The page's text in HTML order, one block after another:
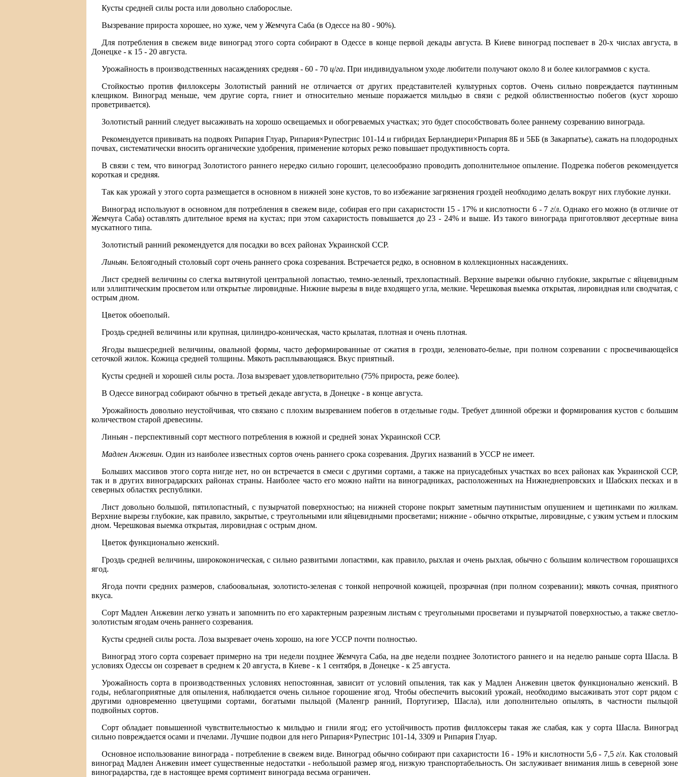
Кусты средней силы роста или довольно слаборослые.
Вызревание прироста хорошее, но хуже, чем у Жемчуга Саба (в Одессе на 80 - 90%).
Для потребления в свежем виде виноград этого сорта собирают в Одессе в конце первой декады августа. В Киеве виноград поспевает в 20-х числах августа, в
Донецке - к 15 - 20 августа.
Урожайность в производственных насаждениях средняя - 60 - 70 ц/га. При индивидуальном уходе любители получают около 8 и более килограммов с куста.
Стойкостью против филлоксеры Золотистый ранний не отличается от других представителей культурных сортов. Очень сильно повреждается паутинным
клещиком. Виноград меньше, чем другие сорта, гниет и относительно меньше поражается мильдью в связи с редкой облиственностью побегов (куст хорошо
проветривается).
Золотистый ранний следует высаживать на хорошо освещаемых и обогреваемых участках; это будет способствовать более раннему созреванию винограда.
Рекомендуется прививать на подвоях Рипария Глуар, Рипария×Рупестрис 101-14 и гибридах Берландиери×Рипария 8Б и 5ББ (в Закарпатье), сажать на плодородных
почвах, систематически вносить органические удобрения, применение которых резко повышает продуктивность сорта.
В связи с тем, что виноград Золотистого раннего нередко сильно горошит, целесообразно проводить дополнительное опыление. Подрезка побегов рекомендуется
короткая и средняя.
Так как урожай у этого сорта размещается в основном в нижней зоне кустов, то во избежание загрязнения гроздей необходимо делать вокруг них глубокие лунки.
Виноград используют в основном для потребления в свежем виде, собирая его при сахаристости 15 - 17% и кислотности 6 - 7 г/л. Однако его можно (в отличие от
Жемчуга Саба) оставлять длительное время на кустах; при этом сахаристость повышается до 23 - 24% и выше. Из такого винограда приготовляют десертные вина
мускатного типа.
Золотистый ранний рекомендуется для посадки во всех районах Украинской ССР.
Линьян. Белоягодный столовый сорт очень раннего срока созревания. Встречается редко, в основном в коллекционных насаждениях.
Лист средней величины со слегка вытянутой центральной лопастью, темно-зеленый, трехлопастный. Верхние вырезки обычно глубокие, закрытые с яйцевидным
или эллиптическим просветом или открытые лировидные. Нижние вырезы в виде входящего угла, мелкие. Черешковая выемка открытая, лировидная или сводчатая, с
острым дном.
Цветок обоеполый.
Гроздь средней величины или крупная, цилиндро-коническая, часто крылатая, плотная и очень плотная.
Ягоды вышесредней величины, овальной формы, часто деформированные от сжатия в грозди, зеленовато-белые, при полном созревании с просвечивающейся
сеточкой жилок. Кожица средней толщины. Мякоть расплывающаяся. Вкус приятный.
Кусты средней и хорошей силы роста. Лоза вызревает удовлетворительно (75% прироста, реже более).
В Одессе виноград собирают обычно в третьей декаде августа, в Донецке - в конце августа.
Урожайность довольно неустойчивая, что связано с плохим вызреванием побегов в отдельные годы. Требует длинной обрезки и формирования кустов с большим
количеством старой древесины.
Линьян - перспективный сорт местного потребления в южной и средней зонах Украинской ССР.
Мадлен Анжевин. Один из наиболее известных сортов очень раннего срока созревания. Других названий в УССР не имеет.
Больших массивов этого сорта нигде нет, но он встречается в смеси с другими сортами, а также на приусадебных участках во всех районах как Украинской ССР,
так и в других виноградарских районах страны. Наиболее часто его можно найти на виноградниках, расположенных на Нижнеднепровских и Шабских песках и в
северных областях республики.
Лист довольно большой, пятилопастный, с пузырчатой поверхностью; на нижней стороне покрыт заметным паутинистым опушением и щетинками по жилкам.
Верхние вырезы глубокие, как правило, закрытые, с треугольными или яйцевидными просветами; нижние - обычно открытые, лировидные, с узким устьем и плоским
дном. Черешковая выемка открытая, лировидная с острым дном.
Цветок функционально женский.
Гроздь средней величины, ширококоническая, с сильно развитыми лопастями, как правило, рыхлая и очень рыхлая, обычно с большим количеством горошащихся
ягод.
Ягода почти средних размеров, слабоовальная, золотисто-зеленая с тонкой непрочной кожицей, прозрачная (при полном созревании); мякоть сочная, приятного
вкуса.
Сорт Мадлен Анжевин легко узнать и запомнить по его характерным разрезным листьям с треугольными просветами и пузырчатой поверхностью, а также светло-
золотистым ягодам очень раннего созревания.
Кусты средней силы роста. Лоза вызревает очень хорошо, на юге УССР почти полностью.
Виноград этого сорта созревает примерно на три недели позднее Жемчуга Саба, на две недели позднее Золотистого раннего и на неделю раньше сорта Шасла. В
условиях Одессы он созревает в среднем к 20 августа, в Киеве - к 1 сентября, в Донецке - к 25 августа.
Урожайность сорта в производственных условиях непостоянная, зависит от условий опыления, так как у Мадлен Анжевин цветок функционально женский. В
годы, неблагоприятные для опыления, наблюдается очень сильное горошение ягод. Чтобы обеспечить высокий урожай, необходимо высаживать этот сорт рядом с
другими одновременно цветущими сортами, богатыми пыльцой (Маленгр ранний, Португизер, Шасла), или дополнительно опылять, в частности пыльцой
подвойных сортов.
Сорт обладает повышенной чувствительностью к мильдью и гнили ягод; его устойчивость против филлоксеры такая же слабая, как у сорта Шасла. Виноград
сильно повреждается осами и пчелами. Лучшие подвои для него Рипария×Рупестрис 101-14, 3309 и Рипария Глуар.
Основное использование винограда - потребление в свежем виде. Виноград обычно собирают при сахаристости 16 - 19% и кислотности 5,6 - 7,5г/л. Как столовый
виноград Мадлен Анжевин имеет существенные недостатки - небольшой размер ягод, низкую транспортабельность. Он заслуживает внимания лишь в северной зоне
виноградарства, где в настоящее время сортимент винограда весьма ограничен.